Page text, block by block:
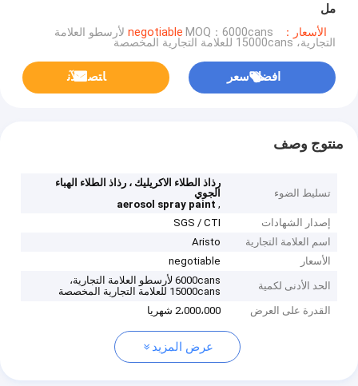
مل
الأسعار：negotiable MOQ：6000cans لأرسطو العلامة
التجارية، 15000cans للعلامة التجارية المخصصة
افضل سعر ﺎﺘﺼﻟ ﺍﻶﻧ
منتوج وصف
تسليط الضوء
رذاذ الطلاء الاكريليك ، رذاذ الطلاء الهباء
الجوي
,
aerosol spray paint
إصدار الشهادات
SGS / CTI
اسم العلامة التجارية
Aristo
الأسعار
negotiable
الحد الأدنى لكمية
6000cans لأرسطو العلامة التجارية،
15000cans للعلامة التجارية المخصصة
القدرة على العرض
2،000،000 شهريا
عرض المزيد